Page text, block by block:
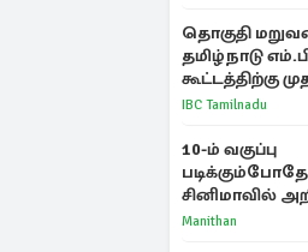
தொகுதி
தமிழ்நாடு
கூட்டத்திற்கு
விஜய் அழைப்பு
IBC Tamilnadu
10-ம் வகுப்பு
படிக்கும்போதே
சினிமாவில்
த்ரிஷா!
Manithan